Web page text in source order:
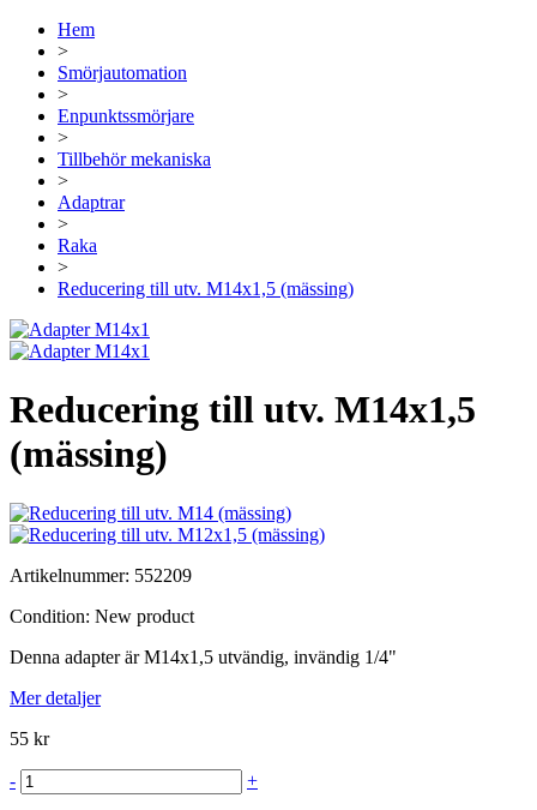
Hem
>
Smörjautomation
>
Enpunktssmörjare
>
Tillbehör mekaniska
>
Adaptrar
>
Raka
>
Reducering till utv. M14x1,5 (mässing)
Reducering till utv. M14x1,5
(mässing)
Artikelnummer: 552209
Condition: New product
Denna adapter är M14x1,5 utvändig, invändig 1/4"
Mer detaljer
55 kr
- +